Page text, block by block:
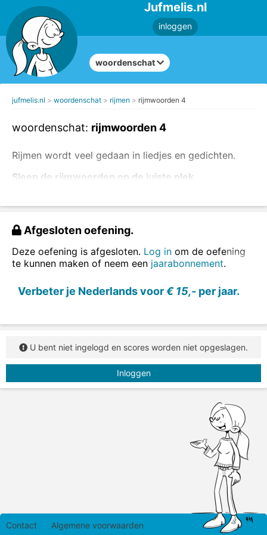
Jufmelis.nl
inloggen
woordenschat
jufmelis.nl woordenschat rijmen rijmwoorden 4
woordenschat: rijmwoorden 4
Rijmen wordt veel gedaan in liedjes en gedichten.
Sleep de rijmwoorden op de juiste plek.
Afgesloten oefening.
Deze oefening is afgesloten. Log in om de oefening
te kunnen maken of neem een jaarabonnement.
Verbeter je Nederlands voor€ 15,- per jaar.
U bent niet ingelogd en scores worden niet opgeslagen.
Inloggen
Contact Algemene voorwaarden